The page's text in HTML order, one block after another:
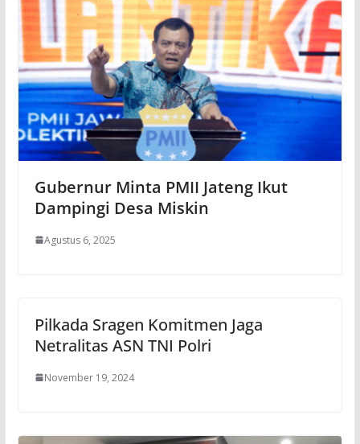
Gubernur Minta PMII Jateng Ikut
Dampingi Desa Miskin
Agustus 6, 2025
Pilkada Sragen Komitmen Jaga
Netralitas ASN TNI Polri
November 19, 2024